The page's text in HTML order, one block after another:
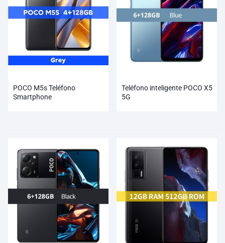
POCO M5s Teléfono
Smartphone
Teléfono inteligente POCO X5
5G